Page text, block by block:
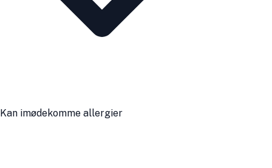
Kan imødekomme allergier